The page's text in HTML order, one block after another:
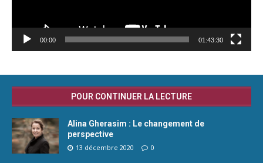
00:00 01:43:30
POUR CONTINUER LA LECTURE
Alina Gherasim : Le changement de
perspective
13 décembre 2020 0